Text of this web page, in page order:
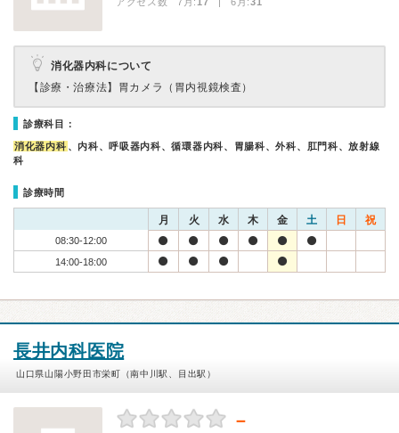
消化器内科について
【診療・治療法】 胃カメラ（胃内視鏡検査）
診療科目：
消化器内科 、内科、呼吸器内科、循環器内科、胃腸科、外科、肛門科、放射線
科
診療時間
月 火 水 木 金 土 日 祝
08:30-12:00
14:00-18:00
長井内科医院
山口県山陽小野田市栄町（南中川駅、目出駅）
－